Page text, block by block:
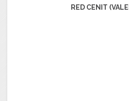
RED CENIT